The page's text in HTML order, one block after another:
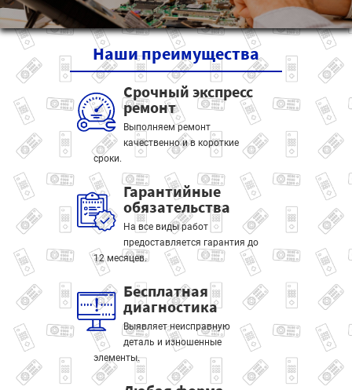
Нашипреимущества
Срочный экспресс
ремонт
Выполняем ремонт
качественно и в короткие
сроки.
Гарантийные
обязательства
На все виды работ
предоставляется гарантия до
12 месяцев.
Бесплатная
диагностика
Выявляет неисправную
деталь и изношенные
элементы.